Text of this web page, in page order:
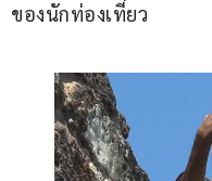
ของนักท่องเที่ยว